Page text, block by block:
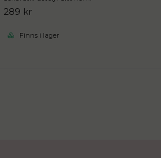
289 kr
Finns i lager